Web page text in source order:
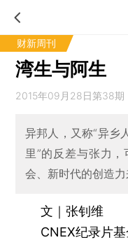
财新周刊
湾生与阿生
2015年09月28日第38期
异邦人，又称“异乡
里”的反差与张力
会、新时代的创造
文｜张钊维
CNEX纪录片基